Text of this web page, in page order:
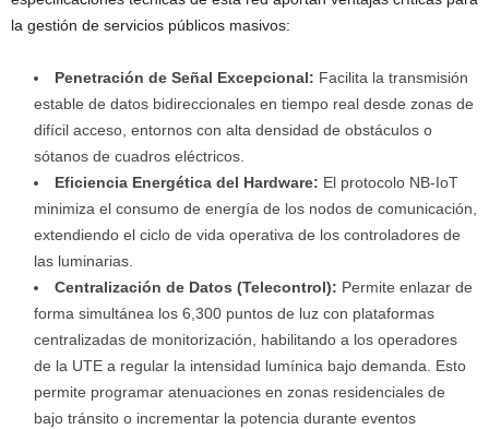
la gestión de servicios públicos masivos:
Penetración de Señal Excepcional: Facilita la transmisión
estable de datos bidireccionales en tiempo real desde zonas de
difícil acceso, entornos con alta densidad de obstáculos o
sótanos de cuadros eléctricos.
Eficiencia Energética del Hardware: El protocolo NB-IoT
minimiza el consumo de energía de los nodos de comunicación,
extendiendo el ciclo de vida operativa de los controladores de
las luminarias.
Centralización de Datos (Telecontrol): Permite enlazar de
forma simultánea los 6,300 puntos de luz con plataformas
centralizadas de monitorización, habilitando a los operadores
de la UTE a regular la intensidad lumínica bajo demanda. Esto
permite programar atenuaciones en zonas residenciales de
bajo tránsito o incrementar la potencia durante eventos